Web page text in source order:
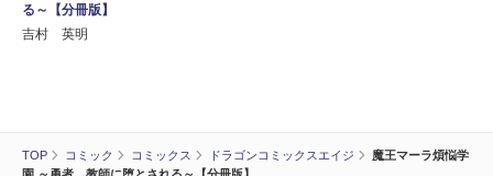
TOP コミック コミックス ドラゴンコミックスエイジ
魔王マーラ煩悩学
る～【分冊版】
吉村 英明